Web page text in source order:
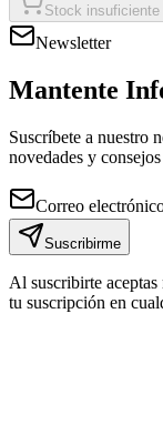
Stock insuficiente
Newsletter
Mantente
Suscríbete a nuestro
novedades y
Correo
Suscribirme
Al suscribirte aceptas
tu suscripción en